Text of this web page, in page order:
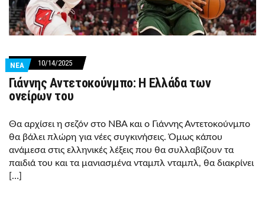
ΝΕΑ 10/14/2025
Γιάννης Αντετοκούνμπο: Η Ελλάδα των
ονείρων του
Θα αρχίσει η σεζόν στο NBA και ο Γιάννης Αντετοκούνμπο
θα βάλει πλώρη για νέες συγκινήσεις. Όμως κάπου
ανάμεσα στις ελληνικές λέξεις που θα συλλαβίζουν τα
παιδιά του και τα μανιασμένα νταμπλ νταμπλ, θα διακρίνει
[…]